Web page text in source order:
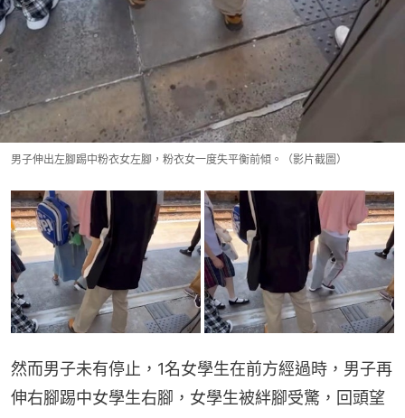
男子伸出左腳踢中粉衣女左腳，粉衣女一度失平衡前傾。（影片截圖）
然而男子未有停止，1名女學生在前方經過時，男子再
伸右腳踢中女學生右腳，女學生被絆腳受驚，回頭望